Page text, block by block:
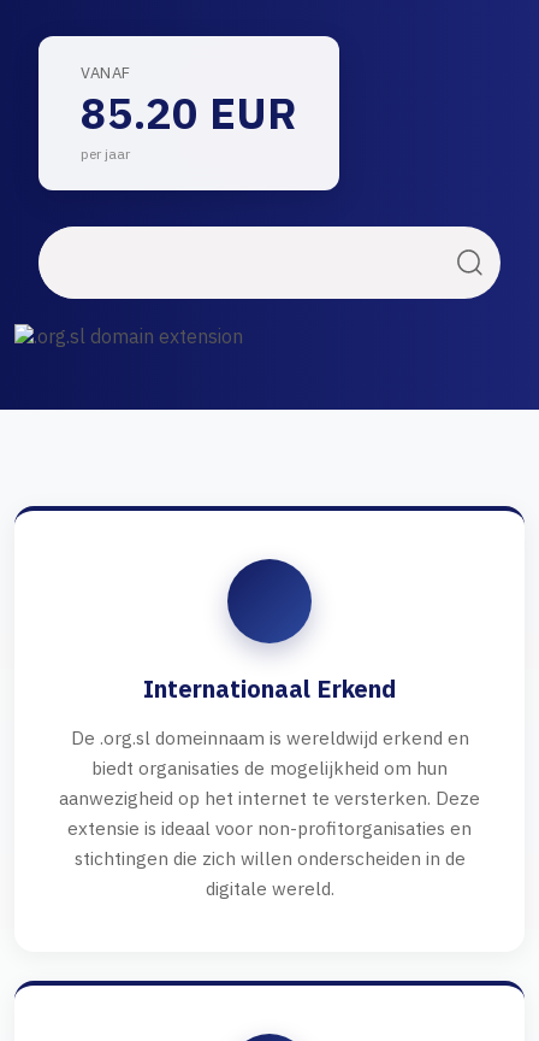
VANAF
85.20 EUR
per jaar
Internationaal Erkend
De .org.sl domeinnaam is wereldwijd erkend en
biedt organisaties de mogelijkheid om hun
aanwezigheid op het internet te versterken. Deze
extensie is ideaal voor non-profitorganisaties en
stichtingen die zich willen onderscheiden in de
digitale wereld.